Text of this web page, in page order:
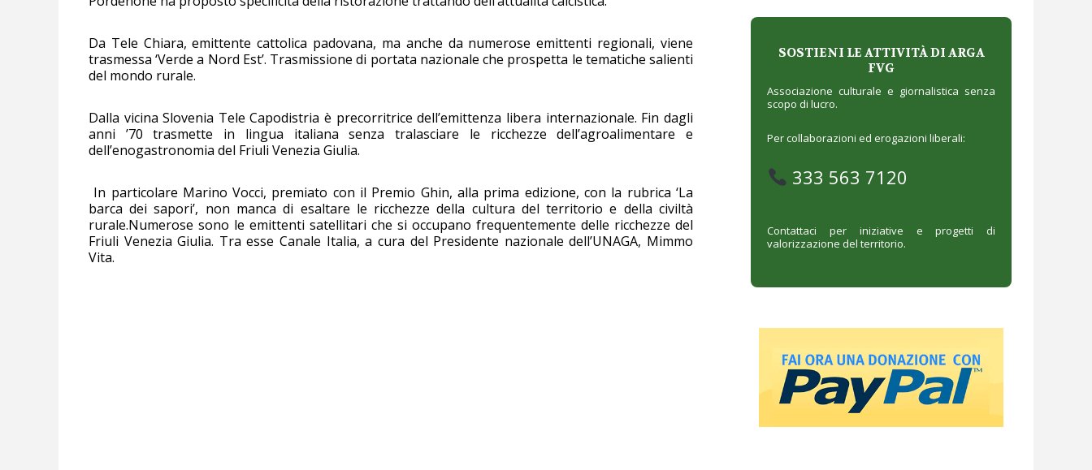
Da Tele Chiara, emittente cattolica padovana, ma anche da numerose emittenti regionali, viene
trasmessa ‘Verde a Nord Est’. Trasmissione di portata nazionale che prospetta le tematiche salienti
del mondo rurale.
Dalla vicina Slovenia Tele Capodistria è precorritrice dell’emittenza libera internazionale. Fin dagli
anni ’70 trasmette in lingua italiana senza tralasciare le ricchezze dell’agroalimentare e
dell’enogastronomia del Friuli Venezia Giulia.
In particolare Marino Vocci, premiato con il Premio Ghin, alla prima edizione, con la rubrica ‘La
barca dei sapori’, non manca di esaltare le ricchezze della cultura del territorio e della civiltà
rurale.Numerose sono le emittenti satellitari che si occupano frequentemente delle ricchezze del
Friuli Venezia Giulia. Tra esse Canale Italia, a cura del Presidente nazionale dell’UNAGA, Mimmo
Vita.
SOSTIENI LE ATTIVITÀ DI ARGA
FVG
Associazione culturale e giornalistica senza
scopo di lucro.
Per collaborazioni ed erogazioni liberali:
333 563 7120
Contattaci per iniziative e progetti di
valorizzazione del territorio.